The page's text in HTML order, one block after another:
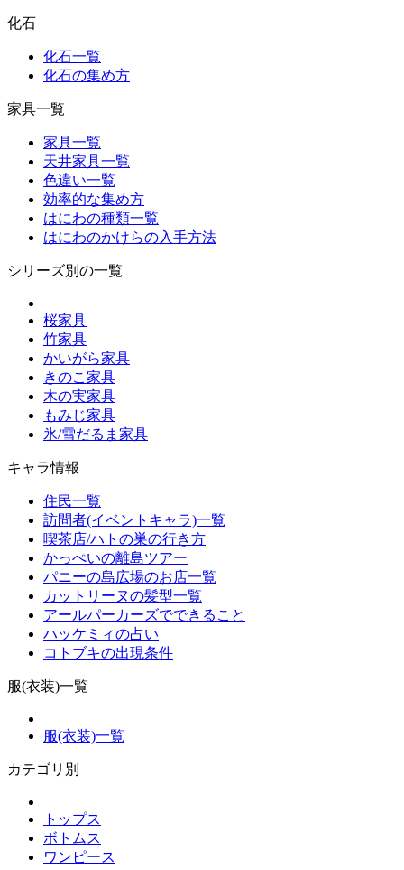
化石
化石一覧
化石の集め方
家具一覧
家具一覧
天井家具一覧
色違い一覧
効率的な集め方
はにわの種類一覧
はにわのかけらの入手方法
シリーズ別の一覧
桜家具
竹家具
かいがら家具
きのこ家具
木の実家具
もみじ家具
氷/雪だるま家具
キャラ情報
住民一覧
訪問者(イベントキャラ)一覧
喫茶店/ハトの巣の行き方
かっぺいの離島ツアー
パニーの島広場のお店一覧
カットリーヌの髪型一覧
アールパーカーズでできること
ハッケミィの占い
コトブキの出現条件
服(衣装)一覧
服(衣装)一覧
カテゴリ別
トップス
ボトムス
ワンピース